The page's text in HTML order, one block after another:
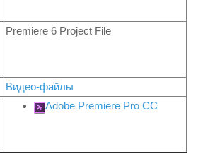
Premiere 6 Project File
Видео-файлы
Adobe Premiere Pro CC